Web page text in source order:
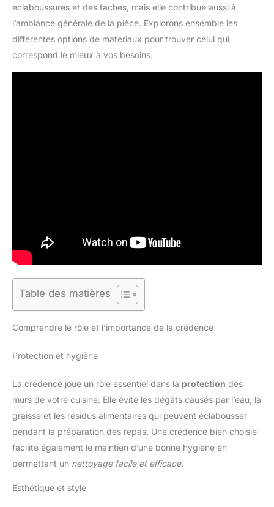
éclaboussures et des taches, mais elle contribue aussi à
l’ambiance générale de la pièce. Explorons ensemble les
différentes options de matériaux pour trouver celui qui
correspond le mieux à vos besoins.
Table des matières
Comprendre le rôle et l’importance de la crédence
Protection et hygiène
La crédence joue un rôle essentiel dans la protection des
murs de votre cuisine. Elle évite les dégâts causés par l’eau, la
graisse et les résidus alimentaires qui peuvent éclabousser
pendant la préparation des repas. Une crédence bien choisie
facilite également le maintien d’une bonne hygiène en
permettant un nettoyage facile et efficace.
Esthétique et style